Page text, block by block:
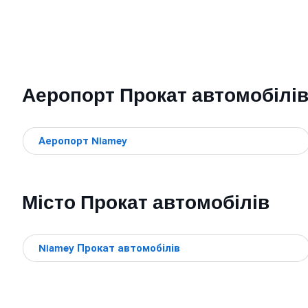
Аеропорт Прокат автомобілів
Аеропорт Niamey
Місто Прокат автомобілів
Niamey Прокат автомобілів